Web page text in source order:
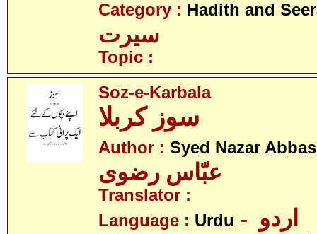
Category : Hadith and
سیرت
Topic :
Soz-e-Karbala
Author : Syed Nazar
عبّاس رضوی
Translator :
Language : Urdu